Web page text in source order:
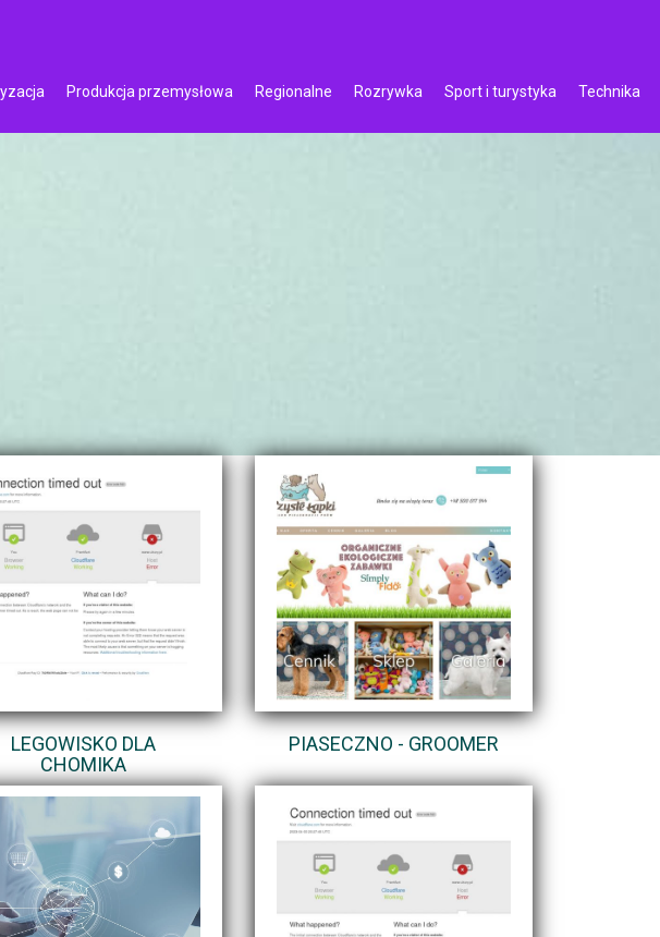
Produkcja przemysłowa Regionalne Rozrywka Sport i turystyka
Technika
LEGOWISKO DLA
CHOMIKA
PIASECZNO - GROOMER